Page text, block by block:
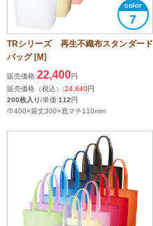
7
TRシリーズ 再生不織布スタンダード
バッグ [M]
販売価格:22,400円
販売価格（税込）:24,640円
200枚入り/単価:112円
巾400×袋丈300×底マチ110mm